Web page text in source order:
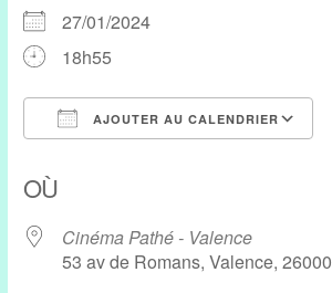
27/01/2024
18h55
AJOUTER AU CALENDRIER
OÙ
Cinéma Pathé - Valence
53 av de Romans, Valence, 26000